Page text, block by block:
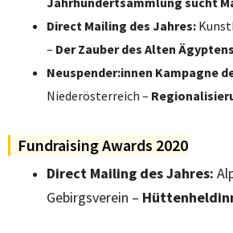
Direct Mailing des Jahres:
– Der Zauber des Alten
Neuspender:innen Kampagne
Niederösterreich –
Fundraising Awards 2020
Direct Mailing des Jahres:
Gebirgsverein –